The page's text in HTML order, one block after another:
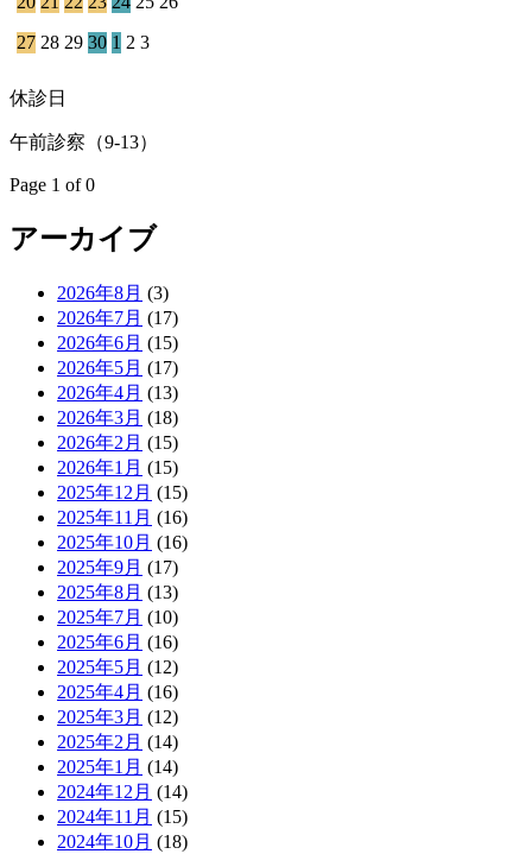
27 28 29 30 1 2 3
休診日
午前診察（9-13）
Page 1 of 0
アーカイブ
2026年8月 (3)
2026年7月 (17)
2026年6月 (15)
2026年5月 (17)
2026年4月 (13)
2026年3月 (18)
2026年2月 (15)
2026年1月 (15)
2025年12月 (15)
2025年11月 (16)
2025年10月 (16)
2025年9月 (17)
2025年8月 (13)
2025年7月 (10)
2025年6月 (16)
2025年5月 (12)
2025年4月 (16)
2025年3月 (12)
2025年2月 (14)
2025年1月 (14)
2024年12月 (14)
2024年11月 (15)
2024年10月 (18)